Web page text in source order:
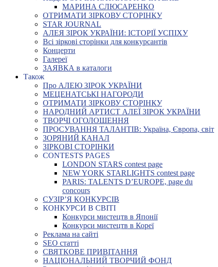
МАРИНА СЛЮСАРЕНКО
ОТРИМАТИ ЗІРКОВУ СТОРІНКУ
STAR JOURNAL
АЛЕЯ ЗІРОК УКРАЇНИ: ІСТОРІЇ УСПІХУ
Всі зіркові сторінки для конкурсантів
Концерти
Галереї
ЗАЯВКА в каталоги
Також
Про АЛЕЮ ЗІРОК УКРАЇНИ
МЕЦЕНАТСЬКІ НАГОРОДИ
ОТРИМАТИ ЗІРКОВУ СТОРІНКУ
НАРОДНИЙ АРТИСТ АЛЕЇ ЗІРОК УКРАЇНИ
ТВОРЧІ ОГОЛОШЕННЯ
ПРОСУВАННЯ ТАЛАНТІВ: Україна, Європа, світ
ЗОРЯНИЙ КАНАЛ
ЗІРКОВІ СТОРІНКИ
CONTESTS PAGES
LONDON STARS contest page
NEW YORK STARLIGHTS contest page
PARIS: TALENTS D’EUROPE, page du
concours
СУЗІР’Я КОНКУРСІВ
КОНКУРСИ В СВІТІ
Конкурси мистецтв в Японії
Конкурси мистецтв в Кореї
Реклама на сайті
SEO статті
СВЯТКОВЕ ПРИВІТАННЯ
НАЦІОНАЛЬНИЙ ТВОРЧИЙ ФОНД